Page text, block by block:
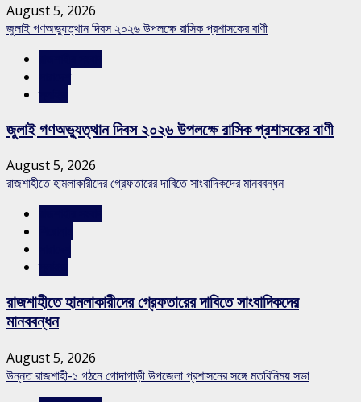
August 5, 2026
জুলাই গণঅভ্যুত্থান দিবস ২০২৬ উপলক্ষে রাসিক প্রশাসকের বাণী
জুলাই গণঅভ্যুত্থান দিবস ২০২৬ উপলক্ষে রাসিক প্রশাসকের বাণী
August 5, 2026
রাজশাহীতে হামলাকারীদের গ্রেফতারের দাবিতে সাংবাদিকদের মানববন্ধন
রাজশাহীতে হামলাকারীদের গ্রেফতারের দাবিতে সাংবাদিকদের
মানববন্ধন
August 5, 2026
উন্নত রাজশাহী-১ গঠনে গোদাগাড়ী উপজেলা প্রশাসনের সঙ্গে মতবিনিময় সভা